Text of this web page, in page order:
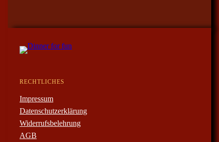
RECHTLICHES
Impressum
Datenschutzerklärung
Widerrufsbelehrung
AGB